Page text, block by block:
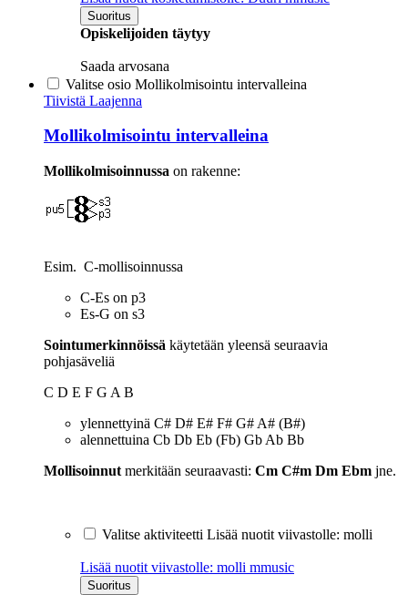
Suoritus
Opiskelijoiden täytyy
Saada arvosana
Valitse osio Mollikolmisointu intervalleina
Tiivistä Laajenna
Mollikolmisointu intervalleina
Mollikolmisoinnussa on rakenne:
Esim. C-mollisoinnussa
C-Es on p3
Es-G on s3
Sointumerkinnöissä käytetään yleensä seuraavia
pohjasäveliä
C D E F G A B
ylennettyinä C# D# E# F# G# A# (B#)
alennettuina Cb Db Eb (Fb) Gb Ab Bb
Mollisoinnut merkitään seuraavasti: Cm C#m Dm Ebm jne.
Valitse aktiviteetti Lisää nuotit viivastolle: molli
Lisää nuotit viivastolle: molli mmusic
Suoritus